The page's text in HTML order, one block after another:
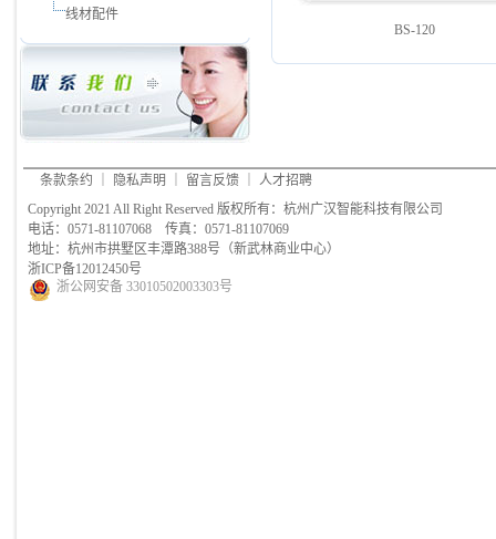
线材配件
BS-120
条款条约 隐私声明 留言反馈
人才招聘
Copyright 2021 All Right Reserved 版权所有：杭州广汉智能科技有限公司
电话：0571-81107068 传真：0571-81107069
地址：杭州市拱墅区丰潭路388号（新武林商业中心）
浙ICP备12012450号
浙公网安备 33010502003303号